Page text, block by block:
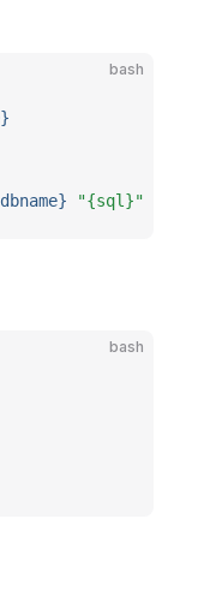
bash
"{sql}"
bash